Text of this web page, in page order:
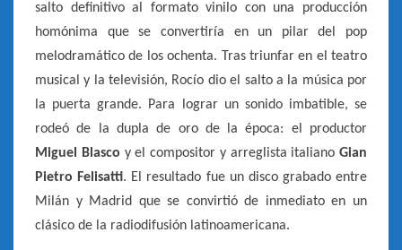
salto definitivo al formato vinilo con una producción
homónima que se convertiría en un pilar del pop
melodramático de los ochenta. Tras triunfar en el teatro
musical y la televisión, Rocío dio el salto a la música por
la puerta grande. Para lograr un sonido imbatible, se
rodeó de la dupla de oro de la época: el productor
Miguel Blasco y el compositor y arreglista italiano Gian
Pietro Felisatti. El resultado fue un disco grabado entre
Milán y Madrid que se convirtió de inmediato en un
clásico de la radiodifusión latinoamericana.